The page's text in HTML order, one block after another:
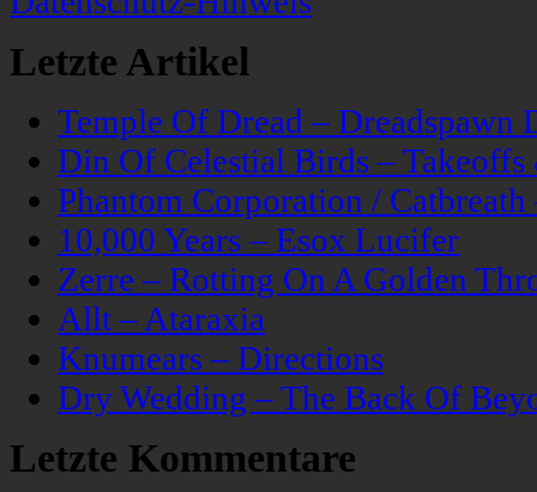
Letzte Artikel
Temple Of Dread – Dreadspawn
Din Of Celestial Birds –
Phantom Corporation /
10,000 Years – Esox Lucifer
Zerre – Rotting On A Golden
Allt – Ataraxia
Knumears – Directions
Dry Wedding – The Back Of
Letzte Kommentare